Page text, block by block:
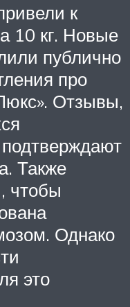
к
10 кг. Новые
публично
про
Отзывы,
Также
чтобы
Однако
это